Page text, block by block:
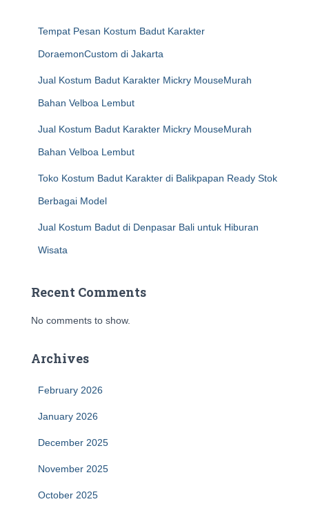
Tempat Pesan Kostum Badut Karakter
DoraemonCustom di Jakarta
Jual Kostum Badut Karakter Mickry MouseMurah
Bahan Velboa Lembut
Jual Kostum Badut Karakter Mickry MouseMurah
Bahan Velboa Lembut
Toko Kostum Badut Karakter di Balikpapan Ready Stok
Berbagai Model
Jual Kostum Badut di Denpasar Bali untuk Hiburan
Wisata
Recent Comments
No comments to show.
Archives
February 2026
January 2026
December 2025
November 2025
October 2025